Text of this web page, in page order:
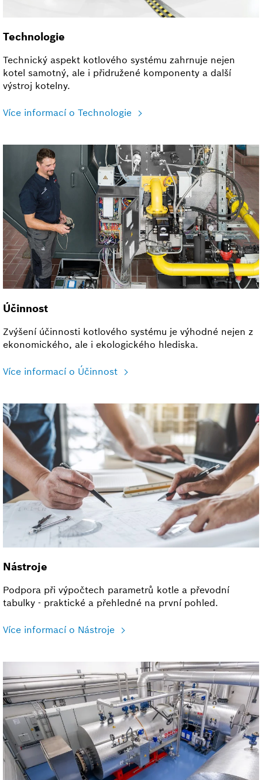
Technologie
Technický aspekt kotlového systému zahrnuje nejen
kotel samotný, ale i přidružené komponenty a další
výstroj kotelny.
Více informací o Technologie
Účinnost
Zvýšení účinnosti kotlového systému je výhodné nejen z
ekonomického, ale i ekologického hlediska.
Více informací o Účinnost
Nástroje
Podpora při výpočtech parametrů kotle a převodní
tabulky - praktické a přehledné na první pohled.
Více informací o Nástroje